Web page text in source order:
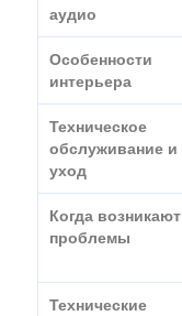
аудио
Особенности
интерьера
Техническое
обслуживание и
уход
Когда возникают
проблемы
Технические